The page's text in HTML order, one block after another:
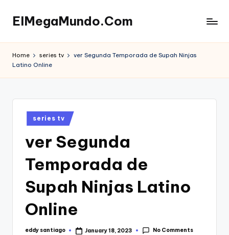
content
ElMegaMundo.Com
EN
Home series tv
ver Segunda Temporada de Supah Ninjas
Latino Online
Posted
in
series tv
ver Segunda
Temporada de
Supah Ninjas Latino
Online
Posted
eddy santiago January 18, 2023 No Comments